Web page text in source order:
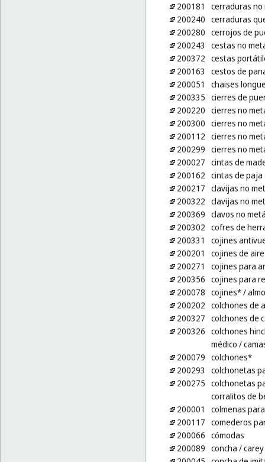
200181
cerraduras no
200240 cerraduras
200280 cerrojos de
200243
cestas no
200372 cestas
200163
cestos de
200051
chaises
200335 cierres de
200220 cierres no
200300 cierres no
200112 cierres no
200299 cierres no
200027 cintas de
200162 cintas de paja
200217 clavijas no
200322 clavijas no
200369 clavos no
200302 cofres de
200331
cojines
200201
cojines de
200271
cojines para
200356 cojines para
200078 cojines*/
200202 colchones de
200327 colchones de
200326 colchones
médico /
200079 colchones*
200293
colchonetas
200275 colchonetas
corralitos de
200001
colmenas
200117 comederos
200066 cómodas
200089 concha / carey